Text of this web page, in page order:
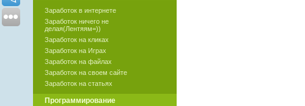
Заработок в интернете
Заработок ничего не
делая(Лентяям=))
Заработок на кликах
Заработок на Играх
Заработок на файлах
Заработок на своем сайте
Заработок на статьях
Программирование